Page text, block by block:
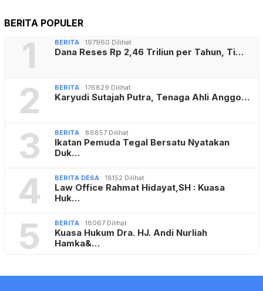
BERITA POPULER
1 BERITA 197960 Dilihat
Dana Reses Rp 2,46 Triliun per Tahun, Ti…
2 BERITA 176829 Dilihat
Karyudi Sutajah Putra, Tenaga Ahli Anggo…
3 BERITA 86857 Dilihat
Ikatan Pemuda Tegal Bersatu Nyatakan
Duk…
4 BERITA DESA 18152 Dilihat
Law Office Rahmat Hidayat,SH : Kuasa
Huk…
5 BERITA 18067 Dilihat
Kuasa Hukum Dra. HJ. Andi Nurliah
Hamka&…